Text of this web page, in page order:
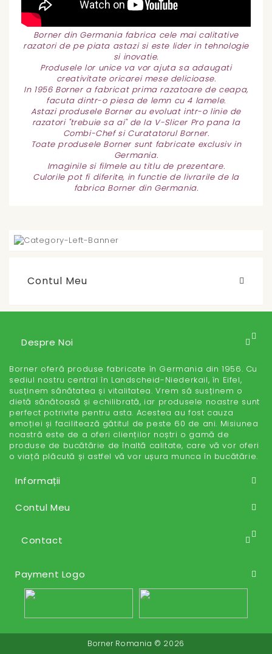
Borner din Germania fabrica cele mai calitative
razatori de pe piata astazi si este lider in tehnologie
si inovatie.
Produsele lor unice va vor ajuta sa adaugati
creativitate oricarei mese delicioase.
In 1956 Borner a fabricat prima razatoare de ceapa,
facuta dintr-o piesa de lemn cu 4 lamele.
Astazi produsele Borner au evoluat intr-o linie de
razatori "trebuie sa ai" de la V-Slicer Pro pana la
Combi-Chef si Curatatorul Borner.
Toate produsele Borner sunt fabricate exclusiv in
Germania.
Imaginile si filmele au titlu de prezentare.
Culorile pot fi diferite, in functie de livrarile de la
fabrica Borner din Germania.
Contul Meu
Despre Noi
Borner oferă produse fabricate în Germania din 1956. Cu
sediul nostru central în Landscheid-Niederkail, în Eifel,
susținem sănătatea și vitalitatea. Vrem să susținem o
dietă sănătoasă și echilibrată, iar produsele noastre sunt
perfect potrivite pentru asta. Acestea au fost cauza
emoției și facilitează gătitul de peste 60 de ani. Misiunea
noastră este de a oferi clienților noștri o gamă de
produse de bucătărie de înaltă calitate, care vă vor oferi
o viață plăcută și astfel vă vor ușura munca în bucătărie.
Informații
Contul Meu
Contact
Payment Logo
Borner Romania © 2026